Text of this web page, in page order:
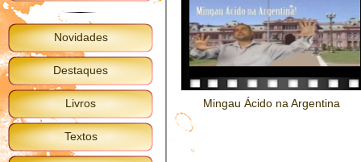
Novidades
Destaques
Livros
Textos
Mingau Ácido na Argentina